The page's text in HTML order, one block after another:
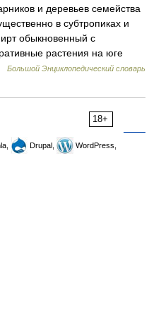
и деревьев семейства
в субтропиках и
обыкновенный с
растения на юге
Большой Энциклопедический словарь
18+
Drupal,
WordPress,